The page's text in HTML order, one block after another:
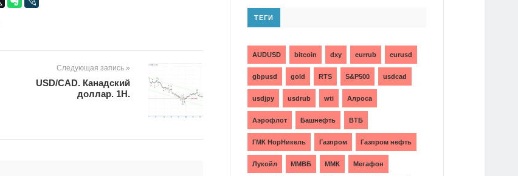
Следующая запись »
USD/CAD. Канадский
доллар. 1H.
ТЕГИ
AUDUSD bitcoin dxy eurrub eurusd
gbpusd gold RTS S&P500 usdcad
usdjpy usdrub wti Алроса
Аэрофлот Башнефть ВТБ
ГМК НорНикель Газпром Газпром нефть
Лукойл ММВБ ММК Мегафон